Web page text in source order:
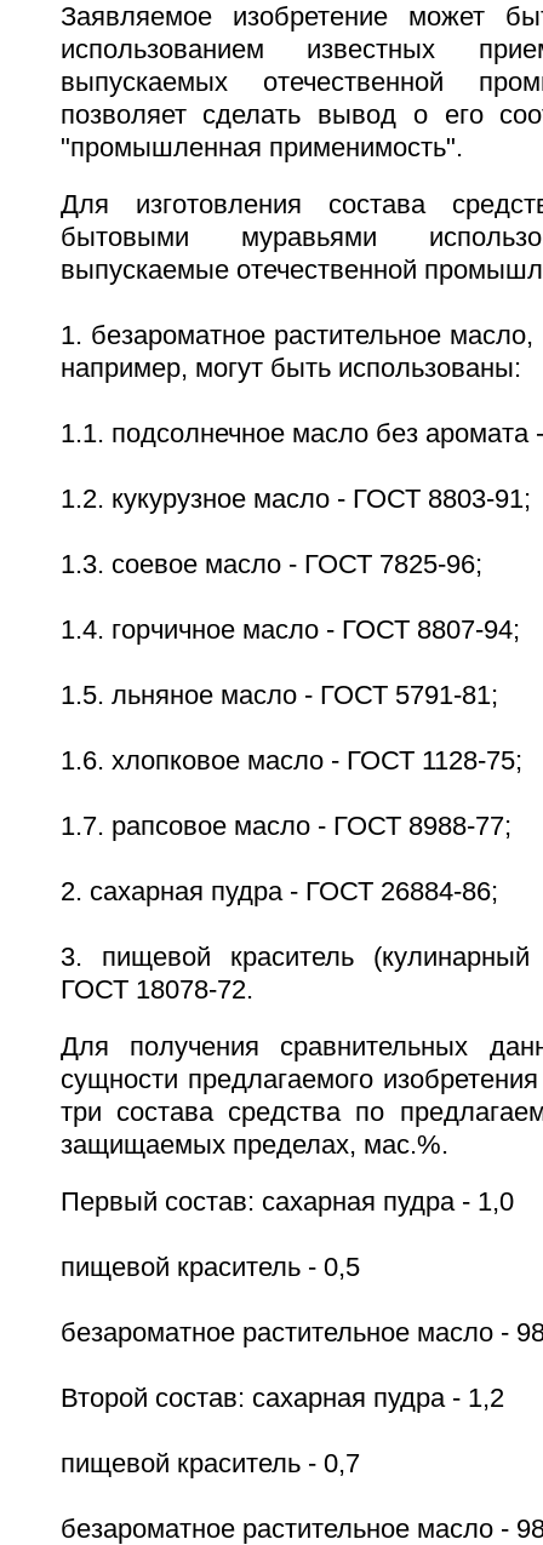
Заявляемое изобретение может
использованием известных
выпускаемых отечественной
позволяет сделать вывод о его
"промышленная применимость".
Для изготовления состава
бытовыми муравьями
выпускаемые отечественной
1. безароматное растительное масло,
например, могут быть использованы:
1.1. подсолнечное масло без аромата
1.2. кукурузное масло - ГОСТ 8803-91;
1.3. соевое масло - ГОСТ 7825-96;
1.4. горчичное масло - ГОСТ 8807-94;
1.5. льняное масло - ГОСТ 5791-81;
1.6. хлопковое масло - ГОСТ 1128-75;
1.7. рапсовое масло - ГОСТ 8988-77;
2. сахарная пудра - ГОСТ 26884-86;
3. пищевой краситель
ГОСТ 18078-72.
Для получения сравнительных
сущности предлагаемого
три состава средства по
защищаемых пределах, мас.%.
Первый состав: сахарная пудра - 1,0
пищевой краситель - 0,5
безароматное растительное масло -
Второй состав: сахарная пудра - 1,2
пищевой краситель - 0,7
безароматное растительное масло -